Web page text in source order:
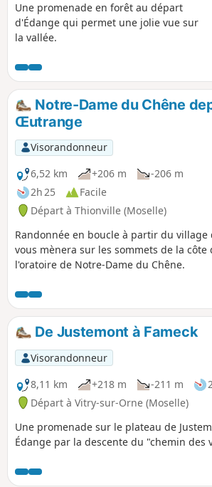
Une promenade en forêt au départ
d'Édange qui permet une jolie vue sur
la vallée.
Notre-Dame du Chêne
Œutrange
Visorandonneur
6,52 km
+206 m
-206 m
2h 25
Facile
Départ à Thionville (Moselle)
Randonnée en boucle à partir du
vous mènera sur les sommets de la côte
l'oratoire de Notre-Dame du Chêne.
De Justemont à Fameck
Visorandonneur
8,11 km
+218 m -211 m
Départ à Vitry-sur-Orne (Moselle)
Une promenade sur le plateau de
Édange par la descente du "chemin des